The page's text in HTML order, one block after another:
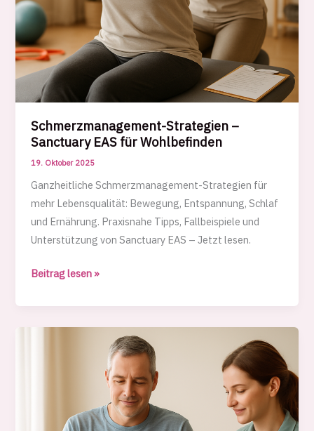
Schmerzmanagement-Strategien –
Sanctuary EAS für Wohlbefinden
19. Oktober 2025
Ganzheitliche Schmerzmanagement-Strategien für
mehr Lebensqualität: Bewegung, Entspannung, Schlaf
und Ernährung. Praxisnahe Tipps, Fallbeispiele und
Unterstützung von Sanctuary EAS – Jetzt lesen.
Schmerzmanagement-
–
Sanctuary
Beitrag lesen »